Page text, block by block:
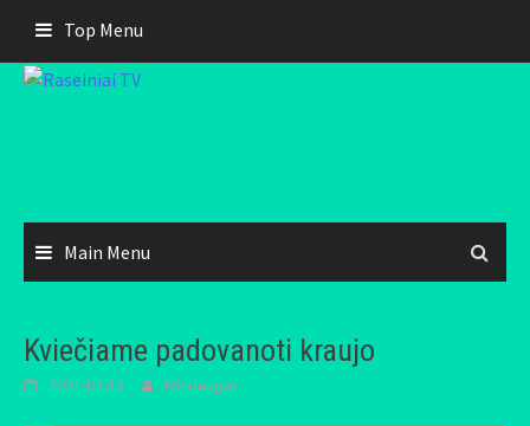
content
Top Menu
Main Menu
Kviečiame padovanoti kraujo
2021-03-18 Mindaugas